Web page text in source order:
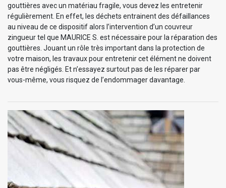
gouttières avec un matériau fragile, vous devez les entretenir
régulièrement. En effet, les déchets entrainent des défaillances
au niveau de ce dispositif alors l’intervention d’un couvreur
zingueur tel que MAURICE S. est nécessaire pour la réparation des
gouttières. Jouant un rôle très important dans la protection de
votre maison, les travaux pour entretenir cet élément ne doivent
pas être négligés. Et n’essayez surtout pas de les réparer par
vous-même, vous risquez de l’endommager davantage.